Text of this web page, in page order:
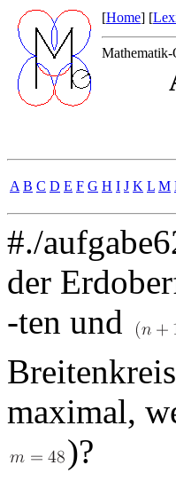
[Home] [
A B C D E F G H I J K L M
#./
der
-ten und
maximal,
)?